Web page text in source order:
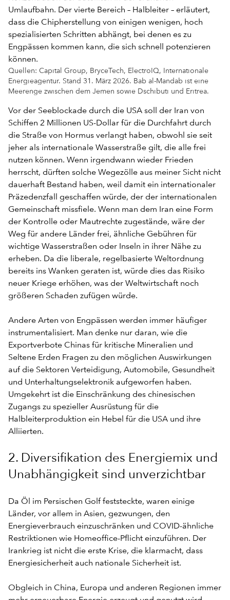
Quellen: Capital Group, BryceTech, ElectroIQ, Internationale
Energieagentur. Stand 31. März 2026. Bab al-Mandab ist eine
Meerenge zwischen dem Jemen sowie Dschibuti und Eritrea.
Vor der Seeblockade durch die USA soll der Iran von
Schiffen 2 Millionen US-Dollar für die Durchfahrt durch
die Straße von Hormus verlangt haben, obwohl sie seit
jeher als internationale Wasserstraße gilt, die alle frei
nutzen können. Wenn irgendwann wieder Frieden
herrscht, dürften solche Wegezölle aus meiner Sicht nicht
dauerhaft Bestand haben, weil damit ein internationaler
Präzedenzfall geschaffen würde, der der internationalen
Gemeinschaft missfiele. Wenn man dem Iran eine Form
der Kontrolle oder Mautrechte zugestände, wäre der
Weg für andere Länder frei, ähnliche Gebühren für
wichtige Wasserstraßen oder Inseln in ihrer Nähe zu
erheben. Da die liberale, regelbasierte Weltordnung
bereits ins Wanken geraten ist, würde dies das Risiko
neuer Kriege erhöhen, was der Weltwirtschaft noch
größeren Schaden zufügen würde.
Andere Arten von Engpässen werden immer häufiger
instrumentalisiert. Man denke nur daran, wie die
Exportverbote Chinas für kritische Mineralien und
Seltene Erden Fragen zu den möglichen Auswirkungen
auf die Sektoren Verteidigung, Automobile, Gesundheit
und Unterhaltungselektronik aufgeworfen haben.
Umgekehrt ist die Einschränkung des chinesischen
Zugangs zu spezieller Ausrüstung für die
Halbleiterproduktion ein Hebel für die USA und ihre
Alliierten.
2. Diversifikation des Energiemix und
Unabhängigkeit sind unverzichtbar
Da Öl im Persischen Golf feststeckte, waren einige
Länder, vor allem in Asien, gezwungen, den
Energieverbrauch einzuschränken und COVID-ähnliche
Restriktionen wie Homeoffice-Pflicht einzuführen. Der
Irankrieg ist nicht die erste Krise, die klarmacht, dass
Energiesicherheit auch nationale Sicherheit ist.
Obgleich in China, Europa und anderen Regionen immer